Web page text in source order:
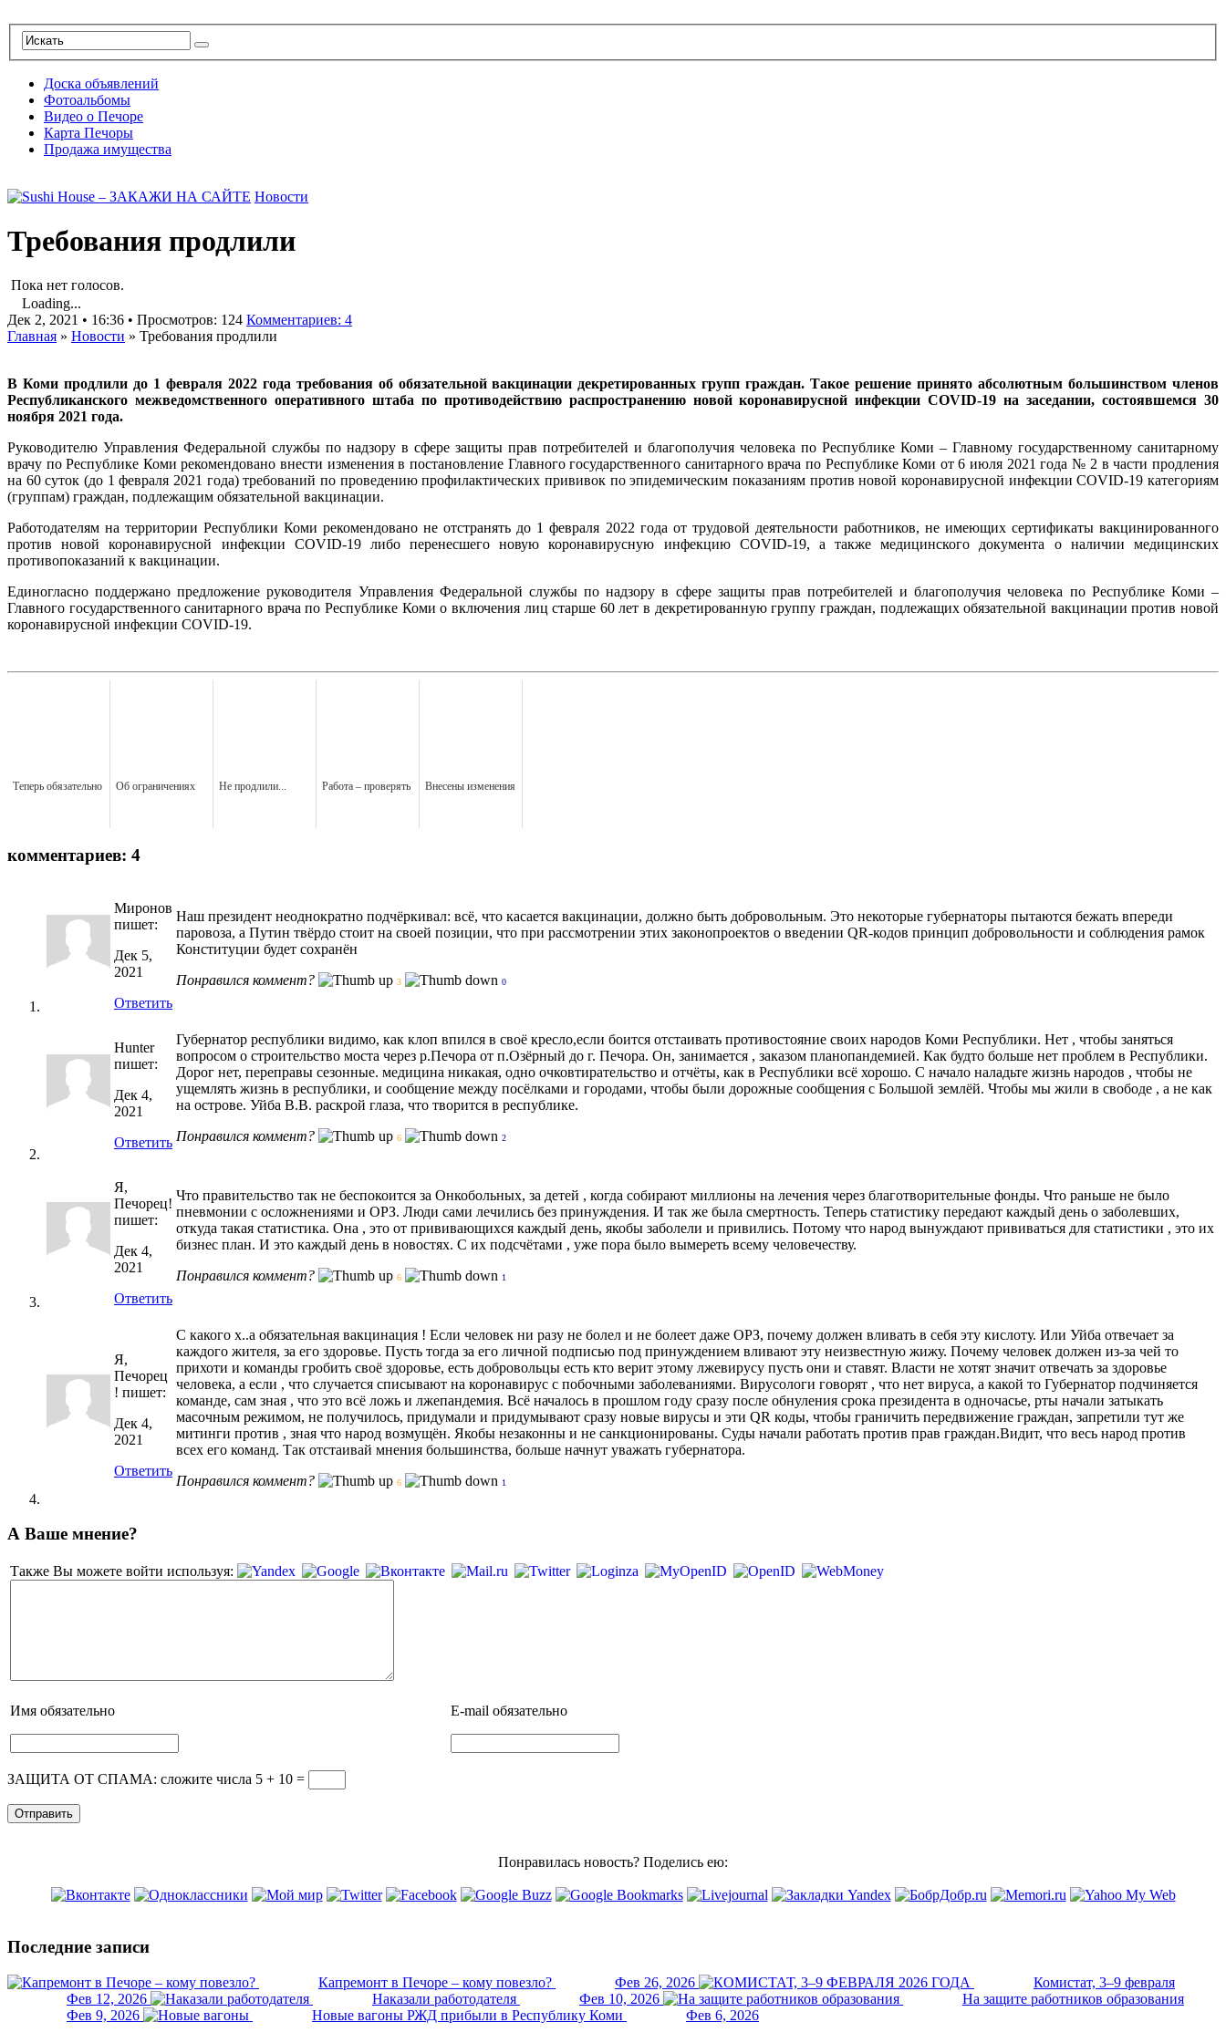
Доска объявлений
Фотоальбомы
Видео о Печоре
Карта Печоры
Продажа имущества
Новости
Требования продлили
Пока нет голосов.
Loading...
Дек 2, 2021 • 16:36 • Просмотров: 124 Комментариев: 4
Главная » Новости » Требования продлили
В Коми продлили до 1 февраля 2022 года требования об обязательной вакцинации декретированных групп граждан.Такое решение принято абсолютным большинством членов
Республиканского межведомственного оперативного штаба по противодействию распространению новой коронавирусной инфекции COVID-19 на заседании, состоявшемся 30
ноября 2021 года.
Руководителю Управления Федеральной службы по надзору в сфере защиты прав потребителей и благополучия человека по Республике Коми – Главному государственному санитарному
врачу по Республике Коми рекомендовано внести изменения в постановление Главного государственного санитарного врача по Республике Коми от 6 июля 2021 года № 2 в части продления
на 60 суток (до 1 февраля 2021 года) требований по проведению профилактических прививок по эпидемическим показаниям против новой коронавирусной инфекции COVID-19 категориям
(группам) граждан, подлежащим обязательной вакцинации.
Работодателям на территории Республики Коми рекомендовано не отстранять до 1 февраля 2022 года от трудовой деятельности работников, не имеющих сертификаты вакцинированного
против новой коронавирусной инфекции COVID-19 либо перенесшего новую коронавирусную инфекцию COVID-19, а также медицинского документа о наличии медицинских
противопоказаний к вакцинации.
Единогласно поддержано предложение руководителя Управления Федеральной службы по надзору в сфере защиты прав потребителей и благополучия человека по Республике Коми –
Главного государственного санитарного врача по Республике Коми о включения лиц старше 60 лет в декретированную группу граждан, подлежащих обязательной вакцинации против новой
коронавирусной инфекции COVID-19.
Теперь обязательно Об ограничениях Не продлили... Работа – проверять Внесены изменения
комментариев: 4
Миронов
пишет:
Дек 5,
2021
Ответить
Наш президент неоднократно подчёркивал: всё, что касается вакцинации, должно быть добровольным. Это некоторые губернаторы пытаются бежать впереди
паровоза, а Путин твёрдо стоит на своей позиции, что при рассмотрении этих законопроектов о введении QR-кодов принцип добровольности и соблюдения рамок
Конституции будет сохранён
Понравился коммент?
3 0
Hunter
пишет:
Дек 4,
2021
Ответить
Губернатор республики видимо, как клоп впился в своё кресло,если боится отстаивать противостояние своих народов Коми Республики. Нет , чтобы заняться
вопросом о строительство моста через р.Печора от п.Озёрный до г. Печора. Он, занимается , заказом планопандемией. Как будто больше нет проблем в Республики.
Дорог нет, переправы сезонные. медицина никакая, одно очковтирательство и отчёты, как в Республики всё хорошо. С начало наладьте жизнь народов , чтобы не
ущемлять жизнь в республики, и сообщение между посёлками и городами, чтобы были дорожные сообщения с Большой землёй. Чтобы мы жили в свободе , а не как
на острове. Уйба В.В. раскрой глаза, что творится в республике.
Понравился коммент?
6 2
Я,
Печорец!
пишет:
Дек 4,
2021
Ответить
Что правительство так не беспокоится за Онкобольных, за детей , когда собирают миллионы на лечения через благотворительные фонды. Что раньше не было
пневмонии с осложнениями и ОРЗ. Люди сами лечились без принуждения. И так же была смертность. Теперь статистику передают каждый день о заболевших,
откуда такая статистика. Она , это от прививающихся каждый день, якобы заболели и привились. Потому что народ вынуждают прививаться для статистики , это их
бизнес план. И это каждый день в новостях. С их подсчётами , уже пора было вымереть всему человечеству.
Понравился коммент?
6 1
Я,
Печорец
! пишет:
Дек 4,
2021
Ответить
С какого х..а обязательная вакцинация ! Если человек ни разу не болел и не болеет даже ОРЗ, почему должен вливать в себя эту кислоту. Или Уйба отвечает за
каждого жителя, за его здоровье. Пусть тогда за его личной подписью под принуждением вливают эту неизвестную жижу. Почему человек должен из-за чей то
прихоти и команды гробить своё здоровье, есть добровольцы есть кто верит этому лжевирусу пусть они и ставят. Власти не хотят значит отвечать за здоровье
человека, а если , что случается списывают на коронавирус с побочными заболеваниями. Вирусологи говорят , что нет вируса, а какой то Губернатор подчиняется
команде, сам зная , что это всё ложь и лжепандемия. Всё началось в прошлом году сразу после обнуления срока президента в одночасье, рты начали затыкать
масочным режимом, не получилось, придумали и придумывают сразу новые вирусы и эти QR коды, чтобы граничить передвижение граждан, запретили тут же
митинги против , зная что народ возмущён. Якобы незаконны и не санкционированы. Суды начали работать против прав граждан.Видит, что весь народ против
всех его команд. Так отстаивай мнения большинства, больше начнут уважать губернатора.
Понравился коммент?
6 1
А Ваше мнение?
Также Вы можете войти используя:
Имя обязательно E-mail обязательно
ЗАЩИТА ОТ СПАМА: сложите числа 5 + 10 =
Понравилась новость? Поделись ею:
Последние записи
Капремонт в Печоре – кому повезло? Фев 26, 2026
Комистат, 3–9 февраля
Фев 12, 2026
Наказали работодателя Фев 10, 2026
На защите работников образования
Фев 9, 2026
Новые вагоны РЖД прибыли в Республику Коми Фев 6, 2026